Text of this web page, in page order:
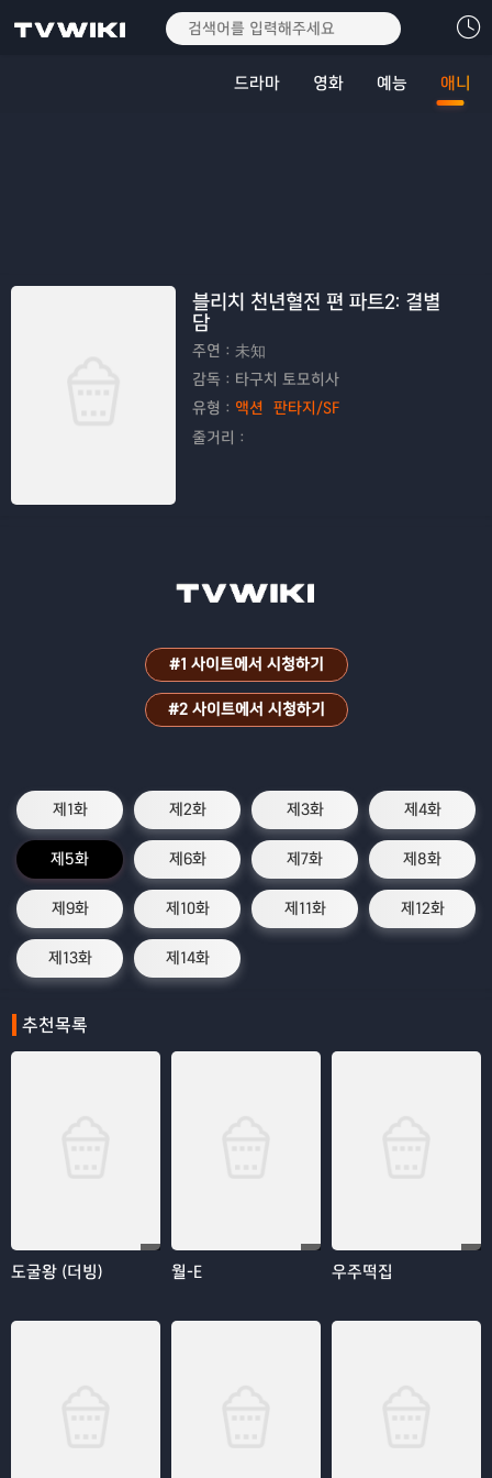
드라마 영화 예능 애니
블리치 천년혈전 편 파트2: 결별
담
주연： 未知
감독： 타구치 토모히사
유형： 액션 판타지/SF
줄거리：
#1 사이트에서 시청하기
#2 사이트에서 시청하기
제1화 제2화 제3화 제4화
제5화 제6화 제7화 제8화
제9화 제10화 제11화 제12화
제13화 제14화
추천목록
도굴왕 (더빙) 월-E 우주떡집